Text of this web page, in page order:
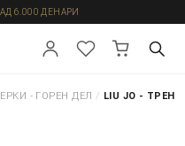
6.000 ДЕНАРИ
- ГОРЕН ДЕЛ / LIU JO -